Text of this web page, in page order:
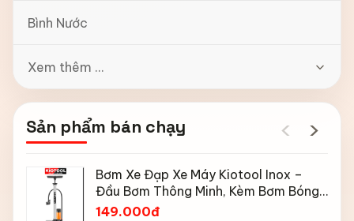
Bình Nước
Xem thêm ...
Sản phẩm bán chạy ‹ ›
Bơm Xe Đạp Xe Máy Kiotool Inox –
Đầu Bơm Thông Minh, Kèm Bơm Bóng,
Đồng Hồ 160 PSI
149.000đ